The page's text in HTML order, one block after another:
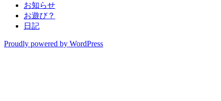
お知らせ
お遊び？
日記
Proudly powered by WordPress